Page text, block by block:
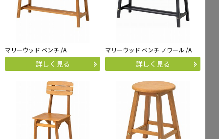
マリーウッド ベンチ /A
詳しく見る
マリーウッド ベンチ ノワール /A
詳しく見る